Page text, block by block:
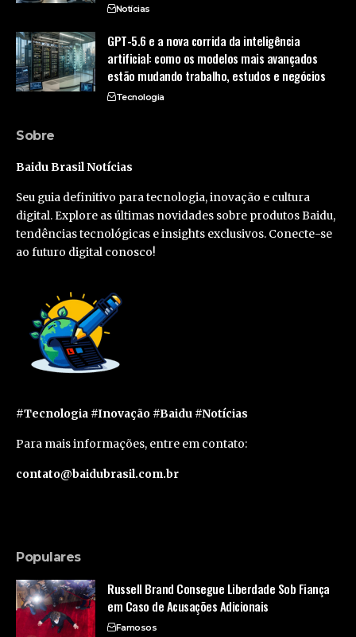
Notícias
GPT-5.6 e a nova corrida da inteligência
artificial: como os modelos mais avançados
estão mudando trabalho, estudos e negócios
Tecnologia
Sobre
Baidu Brasil Notícias
Seu guia definitivo para tecnologia, inovação e cultura
digital. Explore as últimas novidades sobre produtos Baidu,
tendências tecnológicas e insights exclusivos. Conecte-se
ao futuro digital conosco!
#Tecnologia #Inovação #Baidu #Notícias
Para mais informações, entre em contato:
contato@baidubrasil.com.br
Populares
Russell Brand Consegue Liberdade Sob Fiança
em Caso de Acusações Adicionais
Famosos